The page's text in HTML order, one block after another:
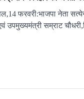
फरवरी:भाजपा नेता
उपमुख्यमंत्री सम्राट